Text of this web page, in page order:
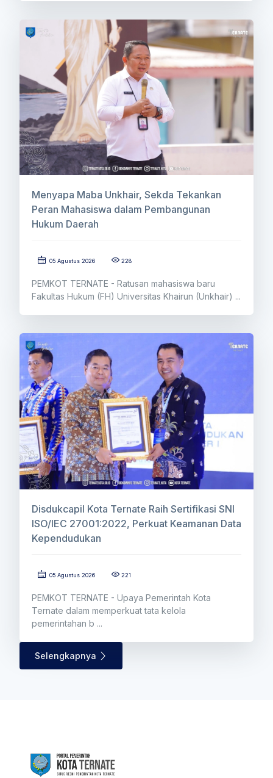
Menyapa Maba Unkhair, Sekda Tekankan
Peran Mahasiswa dalam Pembangunan
Hukum Daerah
05 Agustus 2026 228
PEMKOT TERNATE - Ratusan mahasiswa baru
Fakultas Hukum (FH) Universitas Khairun (Unkhair) ...
Disdukcapil Kota Ternate Raih Sertifikasi SNI
ISO/IEC 27001:2022, Perkuat Keamanan Data
Kependudukan
05 Agustus 2026 221
PEMKOT TERNATE - Upaya Pemerintah Kota
Ternate dalam memperkuat tata kelola
pemerintahan b ...
Selengkapnya